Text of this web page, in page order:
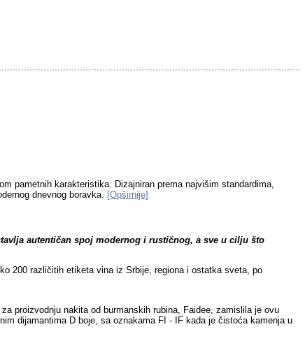
pametnih karakteristika. Dizajniran prema najvišim standardima,
dnevnog boravka. [Opširnije]
autentičan spoj modernog i rustičnog, a sve u cilju što
200 različitih etiketa vinaiz Srbije, regiona i ostatka sveta, po
proizvodnju nakita od burmanskih rubina, Faidee, zamislila je ovu
dijamantima D boje, sa oznakama FI - IF kada je čistoća kamenja u